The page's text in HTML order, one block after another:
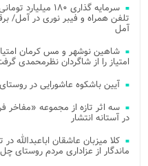
سرمایه گذاری
آمل
شاهین نوشهر و مس کرمان
امتیاز را از شاگردان نظرمحمدی
آیین باشکوه عاشورایی در
سه اثر تازه از مجموعه «مفاخر
در آستانه انتشار
کلا میزبان عاشقان اباعبدالله
ماندگار از عزاداری مردم روستای